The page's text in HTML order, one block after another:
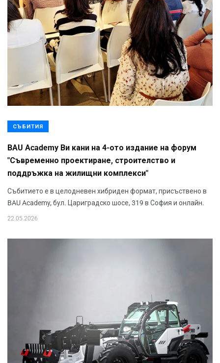
СЪБИТИЯ
BAU Academy Ви кани на 4-ото издание на форум
"Съвременно проектиране, строителство и
поддръжка на жилищни комплекси"
Събитието е в целодневен хибриден формат, присъствено в
BAU Academy, бул. Цариградско шосе, 319 в София и онлайн.
22.05.2026